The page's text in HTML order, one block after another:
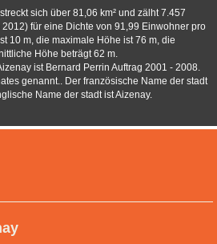
sich über 81,06 km² und zälht 7.457
für eine Dichte von 91,99 Einwohner pro
10 m, die maximale Höhe ist 76 m, die
Höhe beträgt 62 m.
ist Bernard Perrin Auftrag 2001 - 2008.
genannt.. Der französische Name der stadt
Name der stadt ist Aizenay.